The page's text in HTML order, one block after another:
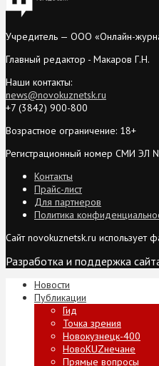
Учредитель — ООО «Онлайн-
Главный редактор - Макаров Г.Н.
Наши контакты:
news@novokuznetsk.ru
+7 (3842) 900-800
Возрастное ограничение: 18+
Регистрационный номер СМИ ЭЛ
Контакты
Прайс-лист
Для партнеров
Политика
Сайт novokuznetsk.ru
Разработка и поддержка
Новости
Публикации
Гид
Точка зрения
Новокузнецк-400
НовоKUZнечане
Прямые вопросы